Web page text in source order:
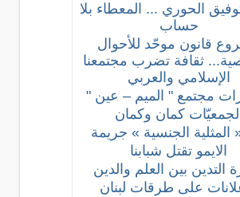
الحوري ... المعطاء بلا
حساب
قانون موحّد للأحوال
ثقافة تضرب مجتمعنا
الإسلامي والعربي
مجتمع " الميم – عين "
الجمعيّات كمان وكمان
المثلية الجنسية » جريمة
الايمو تقتل شبابنا
التدين بين العلم والدين
على طرقات لبنان